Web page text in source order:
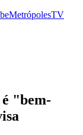
MetrópolesTV
"bem-